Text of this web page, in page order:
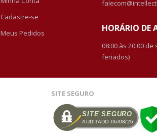
Cadastre-se
Meus Pedidos
HORÁRIO DE
08:00 às 20:00
feriados)
SITE SEGURO
SITE SEGURO
AUDITADO 06/08/26